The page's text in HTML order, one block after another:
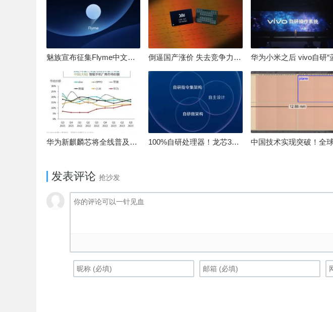
魅族宣布征集Flyme中文OS名：要像鸿蒙、澎湃一样响亮 倒逼国产涨价 失去竞争力！三星要减产50%：SSD必须涨价
华为新麒麟芯将全线普及！高中低端全面采用 改写竞争格局 100%自研处理器！龙芯3A6000评测：与10代酷睿互有胜负
发表评论 抢沙发